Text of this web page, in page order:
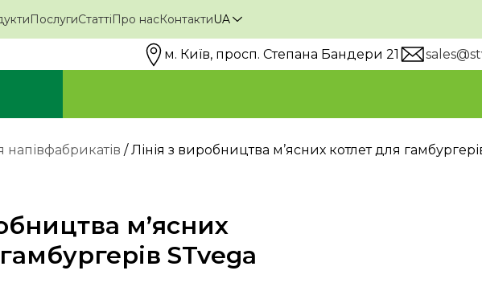
ПослугиСтаттіПро насКонтактиUA
м. Київ, просп. Степана Бандери 21
/ Лінія з виробництва м’ясних котлет для
м’ясних
STvega